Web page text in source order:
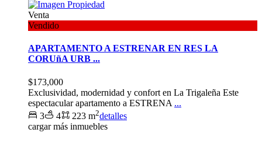
Venta
Vendido
APARTAMENTO A ESTRENAR EN RES LA
CORUñA URB ...
$173,000
Exclusividad, modernidad y confort en La Trigaleña Este
espectacular apartamento a ESTRENA ...
3
4 223 m2detalles
cargar más inmuebles